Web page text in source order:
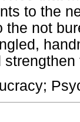
to the
the not